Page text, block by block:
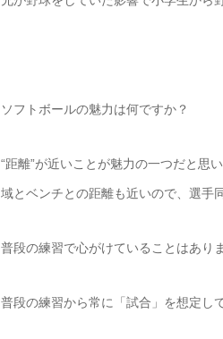
ソフトボールの魅力は何ですか？
“距離”が近いことが魅力の一つだと思
域とベンチとの距離も近いので、選手
普段の練習で心がけていることはあり
普段の練習から常に「試合」を想定し